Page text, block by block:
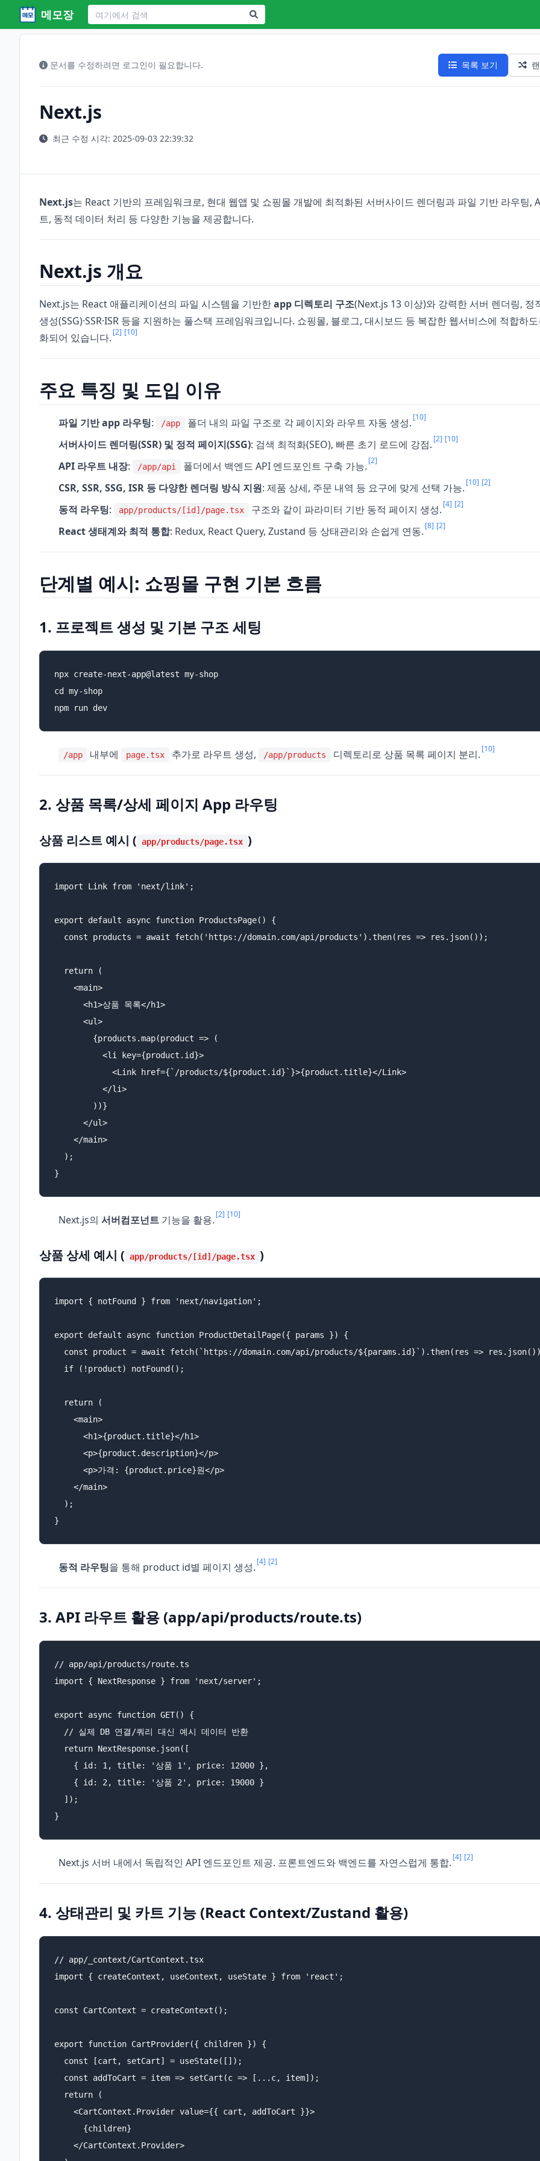
메모장
문서를 수정하려면 로그인이 필요합니다. 목록 보기
Next.js
최근 수정 시각: 2025-09-03 22:39:32
Next.js는 React 기반의 프레임워크로, 현대 웹앱 및 쇼핑몰 개발에 최적화된 서버사이드 렌더링과 파일 기반 라우팅,
트, 동적 데이터 처리 등 다양한 기능을 제공합니다.
Next.js 개요
Next.js는 React 애플리케이션의 파일 시스템을 기반한app 디렉토리 구조(Next.js 13 이상)와 강력한 서버 렌더링, 정
생성(SSG)·SSR·ISR 등을 지원하는 풀스택 프레임워크입니다. 쇼핑몰, 블로그, 대시보드 등 복잡한 웹서비스에 적합하
화되어 있습니다. [2] [10]
주요 특징 및 도입 이유
파일 기반 app 라우팅: /app 폴더 내의 파일 구조로 각 페이지와 라우트 자동 생성. [10]
서버사이드 렌더링(SSR) 및 정적 페이지(SSG): 검색 최적화(SEO), 빠른 초기 로드에 강점. [2] [10]
API 라우트 내장: /app/api 폴더에서 백엔드 API 엔드포인트 구축 가능. [2]
CSR, SSR, SSG, ISR 등 다양한 렌더링 방식 지원: 제품 상세, 주문 내역 등 요구에 맞게 선택 가능. [10] [2]
동적 라우팅: app/products/[id]/page.tsx 구조와 같이 파라미터 기반 동적 페이지 생성. [4] [2]
React 생태계와 최적 통합: Redux, React Query, Zustand 등 상태관리와 손쉽게 연동. [8] [2]
단계별 예시: 쇼핑몰 구현 기본 흐름
1. 프로젝트 생성 및 기본 구조 세팅
npx create-next-app@latest my-shop
cd my-shop
npm run dev
/app 내부에 page.tsx 추가로 라우트 생성, /app/products 디렉토리로 상품 목록 페이지 분리. [10]
2. 상품 목록/상세 페이지 App 라우팅
상품 리스트 예시 ( app/products/page.tsx )
import Link from 'next/link';
export default async function ProductsPage() {
  const products = await fetch('https://domain.com/api/products').then(res => res.json());
  return (
    <main>
      <h1>상품 목록</h1>
      <ul>
        {products.map(product => (
          <li key={product.id}>
            <Link href={`/products/${product.id}`}>{product.title}</Link>
          </li>
        ))}
      </ul>
    </main>
  );
}
Next.js의 서버컴포넌트 기능을 활용. [2] [10]
상품 상세 예시 ( app/products/[id]/page.tsx )
import { notFound } from 'next/navigation';
export default async function ProductDetailPage({ params }) {
const product = await fetch(`https://domain.com/api/products/${params.id}`).then(res =>
  if (!product) notFound();
  return (
    <main>
      <h1>{product.title}</h1>
      <p>{product.description}</p>
      <p>가격: {product.price}원</p>
    </main>
  );
}
동적 라우팅을 통해 product id별 페이지 생성. [4] [2]
3. API 라우트 활용 (app/api/products/route.ts)
// app/api/products/route.ts
import { NextResponse } from 'next/server';
export async function GET() {
  // 실제 DB 연결/쿼리 대신 예시 데이터 반환
  return NextResponse.json([
    { id: 1, title: '상품 1', price: 12000 },
    { id: 2, title: '상품 2', price: 19000 }
  ]);
}
Next.js 서버 내에서 독립적인 API 엔드포인트 제공. 프론트엔드와 백엔드를 자연스럽게 통합. [4] [2]
4. 상태관리 및 카트 기능 (React Context/Zustand 활용)
// app/_context/CartContext.tsx
import { createContext, useContext, useState } from 'react';
const CartContext = createContext();
export function CartProvider({ children }) {
  const [cart, setCart] = useState([]);
  const addToCart = item => setCart(c => [...c, item]);
  return (
    <CartContext.Provider value={{ cart, addToCart }}>
      {children}
    </CartContext.Provider>